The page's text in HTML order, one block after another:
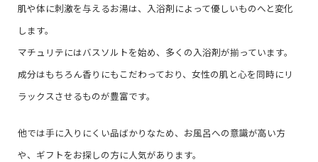
肌や体に刺激を与えるお湯は、入浴剤によって優しいものへと変化
します。
マチュリテにはバスソルトを始め、多くの入浴剤が揃っています。
成分はもちろん香りにもこだわっており、女性の肌と心を同時にリ
ラックスさせるものが豊富です。
他では手に入りにくい品ばかりなため、お風呂への意識が高い方
や、ギフトをお探しの方に人気があります。